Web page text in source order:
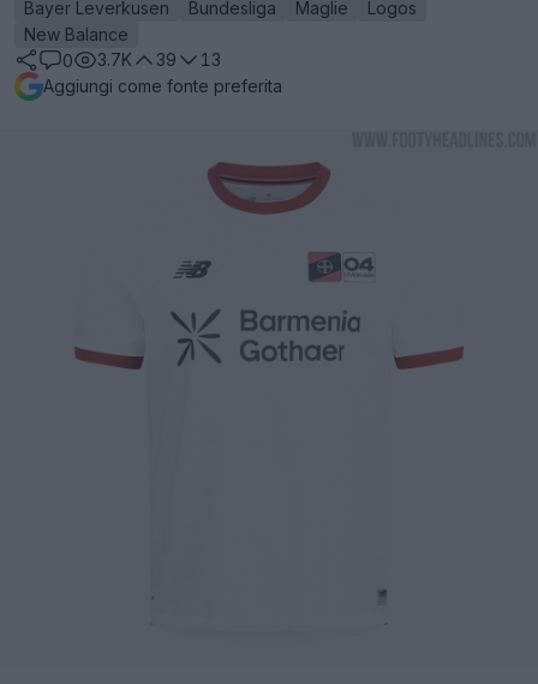
Bayer Leverkusen
Bundesliga Maglie
Logos
New Balance
0
3.7K 39
13
Aggiungi come fonte preferita